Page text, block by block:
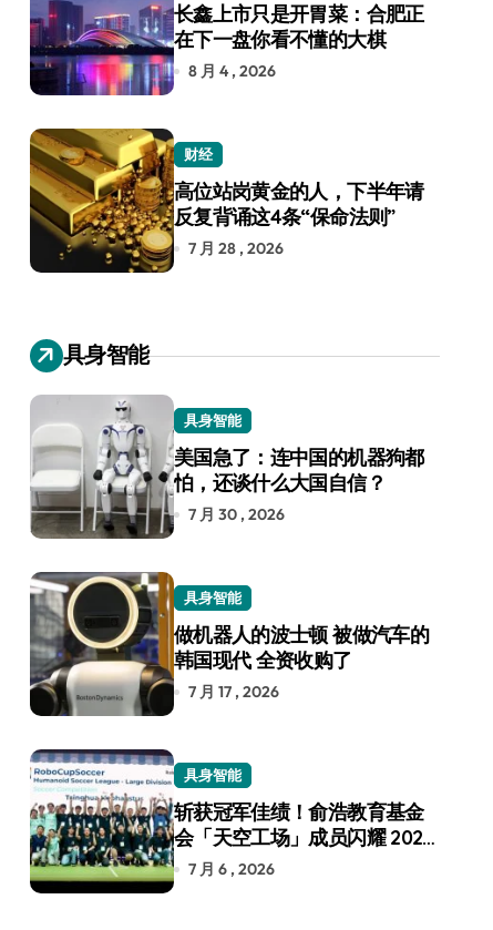
长鑫上市只是开胃菜：合肥正
在下一盘你看不懂的大棋
8 月 4 , 2026
财经
高位站岗黄金的人，下半年请
反复背诵这4条“保命法则”
7 月 28 , 2026
具身智能
具身智能
美国急了：连中国的机器狗都
怕，还谈什么大国自信？
7 月 30 , 2026
具身智能
做机器人的波士顿 被做汽车的
韩国现代 全资收购了
7 月 17 , 2026
具身智能
斩获冠军佳绩！俞浩教育基金
会「天空工场」成员闪耀 2026
RoboCup 机器人世界杯
7 月 6 , 2026